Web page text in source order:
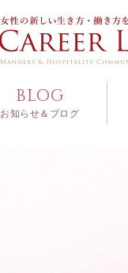
BLOG
お知らせ＆ブログ